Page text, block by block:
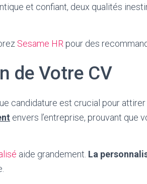
et confiant, deux qualités
Sesame HR pour des
de Votre CV
candidature est crucial pour attirer
envers l’entreprise, prouvant que
aide grandement. La